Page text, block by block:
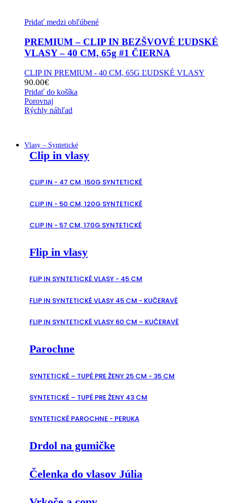
Pridať medzi obľúbené
PREMIUM – CLIP IN BEZŠVOVÉ ĽUDSKÉ
VLASY – 40 CM, 65g #1 ČIERNA
CLIP IN PREMIUM - 40 CM, 65G ĽUDSKÉ VLASY
90.00€
Pridať do košíka
Porovnaj
Rýchly náhľad
Vlasy – Syntetické
Clip in vlasy
CLIP IN - 47 CM, 150G SYNTETICKÉ
CLIP IN - 50 CM, 120G SYNTETICKÉ
CLIP IN - 57 CM, 170G SYNTETICKÉ
Flip in vlasy
FLIP IN SYNTETICKÉ VLASY - 45 CM
FLIP IN SYNTETICKÉ VLASY 45 CM - KUČERAVÉ
FLIP IN SYNTETICKÉ VLASY 60 CM – KUČERAVÉ
Parochne
SYNTETICKÉ – TUPÉ PRE ŽENY 25 CM - 35 CM
SYNTETICKÉ – TUPÉ PRE ŽENY 43 CM
SYNTETICKÉ PAROCHNE - PERUKA
Drdol na gumičke
Čelenka do vlasov Júlia